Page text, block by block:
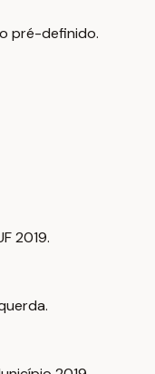
pré-definido.
2019.